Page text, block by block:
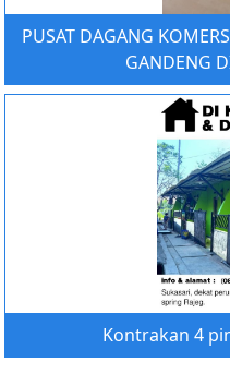
PUSAT DAGANG
GANDENG
Kontrakan 4